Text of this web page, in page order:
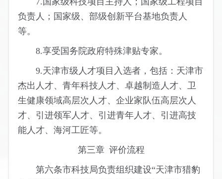
负责人；国家级、部级创新平台基地负责人
等。
8.享受国务院政府特殊津贴专家。
9.天津市级人才项目入选者，包括：天津市
杰出人才、青年科技人才、卓越制造人才、卫
生健康领域高层次人才、企业家队伍高层次人
才、引进领军人才、引进青年人才、引进高技
能人才、海河工匠等。
第三章 评价流程
第六条市科技局负责组织建设“天津市猎豹